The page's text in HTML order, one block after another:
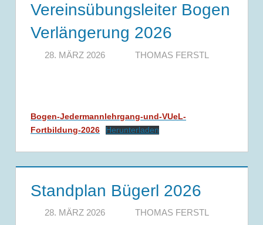
Vereinsübungsleiter Bogen
Verlängerung 2026
28. MÄRZ 2026 THOMAS FERSTL
Bogen-Jedermannlehrgang-und-VUeL-
Fortbildung-2026
Herunterladen
Standplan Bügerl 2026
28. MÄRZ 2026 THOMAS FERSTL